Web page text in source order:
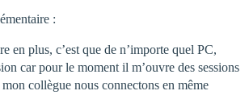
:
en plus, c’est que de n’importe quel PC,
car pour le moment il m’ouvre des sessions
collègue nous connectons en même